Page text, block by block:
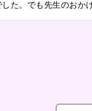
した。でも先生のおか